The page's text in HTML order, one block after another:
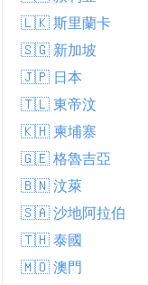
🇱🇰 斯里蘭卡
🇸🇬 新加坡
🇯🇵 日本
🇹🇱 東帝汶
🇰🇭 柬埔寨
🇬🇪 格魯吉亞
🇧🇳 汶萊
🇸🇦 沙地阿拉伯
🇹🇭 泰國
🇲🇴 澳門